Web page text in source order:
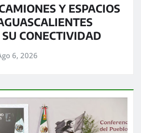
Y ESPACIOS
SU CONECTIVIDAD
6, 2026